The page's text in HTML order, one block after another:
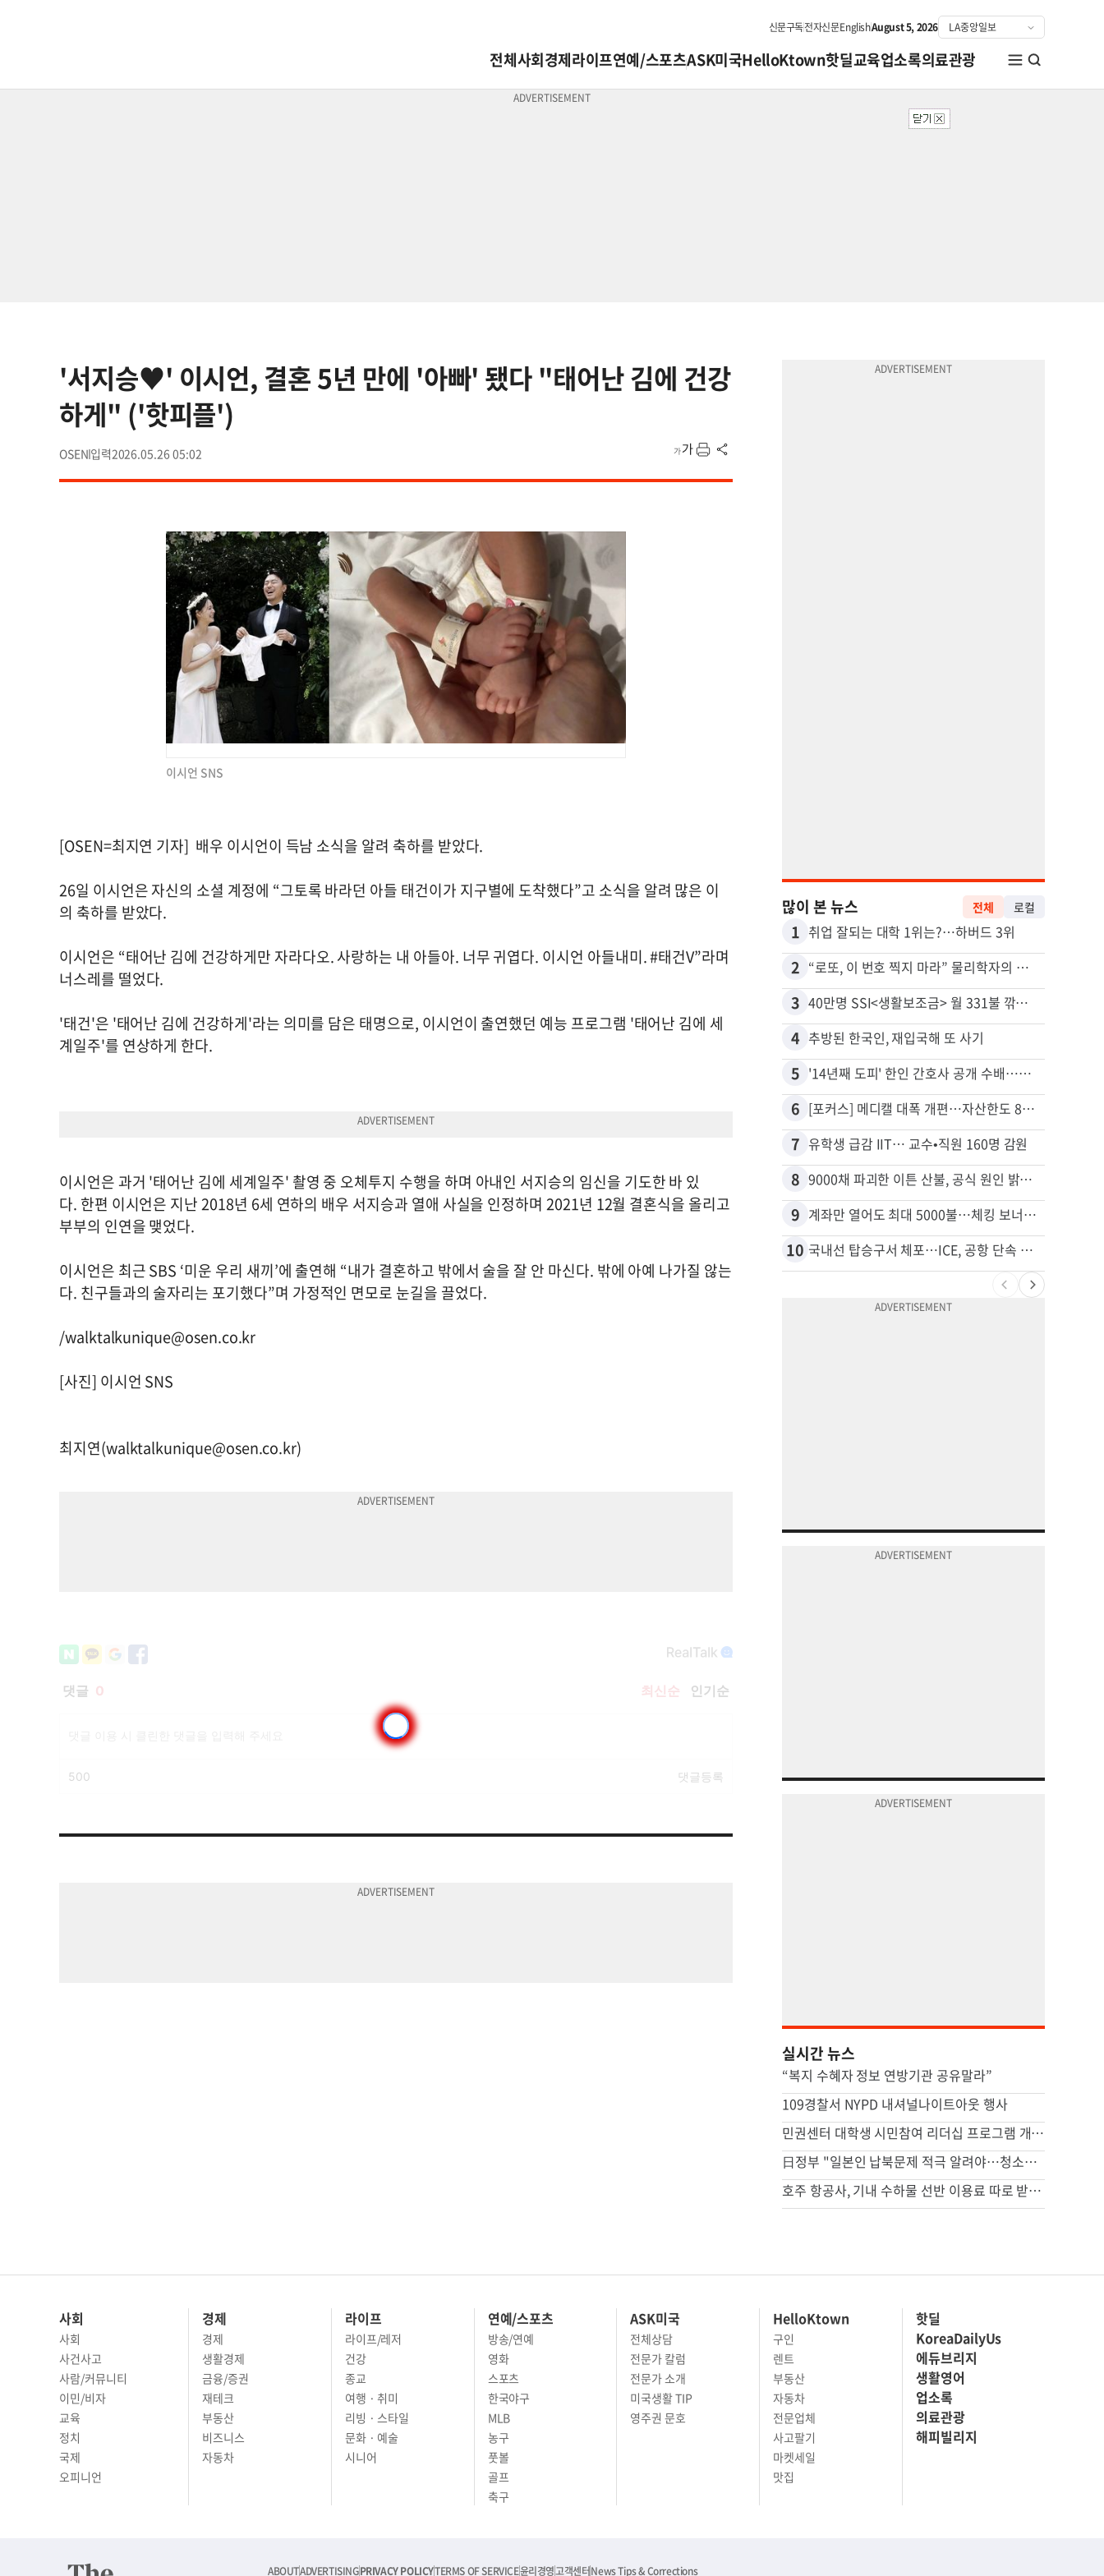
신문구독전자신문EnglishAugust 5, 2026
전체사회경제라이프연예/스포츠ASK미국HelloKtown핫딜교육업소록의료관광
'서지승♥' 이시언, 결혼 5년 만에 '아빠' 됐다 "태어난 김에 건강
하게" ('핫피플')
OSEN 2026.05.26 05:02
이시언 SNS
[OSEN=최지연 기자] 배우 이시언이 득남 소식을 알려 축하를 받았다.
26일 이시언은 자신의 소셜 계정에 “그토록 바라던 아들 태건이가 지구별에 도착했다”고 소식을 알려 많은 이
의 축하를 받았다.
이시언은 “태어난 김에 건강하게만 자라다오. 사랑하는 내 아들아. 너무 귀엽다. 이시언 아들내미. #태건V”라며
너스레를 떨었다.
'태건'은 '태어난 김에 건강하게'라는 의미를 담은 태명으로, 이시언이 출연했던 예능 프로그램 '태어난 김에 세
계일주'를 연상하게 한다.
이시언은 과거 '태어난 김에 세계일주' 촬영 중 오체투지 수행을 하며 아내인 서지승의 임신을 기도한 바 있
다. 한편 이시언은 지난 2018년 6세 연하의 배우 서지승과 열애 사실을 인정하며 2021년 12월 결혼식을 올리고
부부의 인연을 맺었다.
이시언은 최근 SBS ‘미운 우리 새끼’에 출연해 “내가 결혼하고 밖에서 술을 잘 안 마신다. 밖에 아예 나가질 않는
다. 친구들과의 술자리는 포기했다”며 가정적인 면모로 눈길을 끌었다.
/walktalkunique@osen.co.kr
[사진] 이시언 SNS
최지연(walktalkunique@osen.co.kr)
많이 본 뉴스 전체 로컬
1 취업 잘되는 대학 1위는?…하버드 3위
2 “로또, 이 번호 찍지 마라” 물리학자의 당첨금 높이는 비밀
3 40만명 SSI<생활보조금> 월 331불 깎이나
4 추방된 한국인, 재입국해 또 사기
5 '14년째 도피' 한인 간호사 공개 수배…메디케어 사기 유죄
6 [포커스] 메디캘 대폭 개편…자산한도 84% 축소
7 유학생 급감 IIT… 교수•직원 160명 감원
8 9000채 파괴한 이튼 산불, 공식 원인 밝혀졌다
9 계좌만 열어도 최대 5000불…체킹 보너스 무한 경쟁
10 국내선 탑승구서 체포…ICE, 공항 단속 확대
실시간 뉴스
“복지 수혜자 정보 연방기관 공유말라”
109경찰서 NYPD 내셔널나이트아웃 행사
민권센터 대학생 시민참여 리더십 프로그램 개회식
日정부 "일본인 납북문제 적극 알려야…청소년 홍보활동 장려"
호주 항공사, 기내 수하물 선반 이용료 따로 받는다
사회
사회
사건사고
사람/커뮤니티
이민/비자
교육
정치
국제
오피니언
경제
경제
생활경제
금융/증권
재테크
부동산
비즈니스
자동차
라이프
라이프/레저
건강
종교
여행 · 취미
리빙 · 스타일
문화 · 예술
시니어
연예/스포츠
방송/연예
영화
스포츠
한국야구
MLB
농구
풋볼
골프
축구
ASK미국
전체상담
전문가 칼럼
전문가 소개
미국생활 TIP
영주권 문호
HelloKtown
구인
렌트
부동산
자동차
전문업체
사고팔기
마켓세일
맛집
핫딜
KoreaDailyUs
에듀브리지
생활영어
업소록
의료관광
해피빌리지
ABOUTADVERTISINGPRIVACY POLICYTERMS OF SERVICE윤리경영고객센터News Tips & Corrections